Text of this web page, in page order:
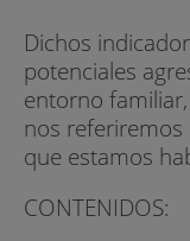
Dichos
potenciales
entorno
nos
que estamos
CONTENIDOS: